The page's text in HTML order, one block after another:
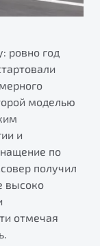
ровно год
моделью
и
по
получил
высоко
отмечая